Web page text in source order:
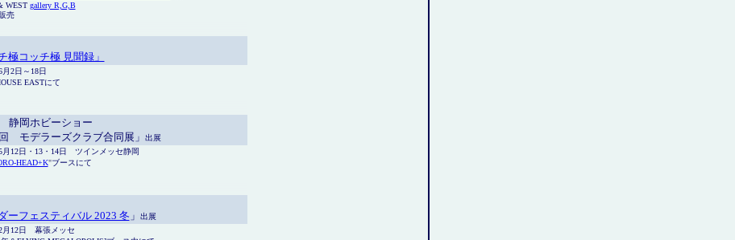
WEST gallery R,G,B
売
極コッチ極 見聞録」
月2日～18日
EASTにて
静岡ホビーショー
回 モデラーズクラブ合同展」
出展
月12日・13・14日 ツインメッセ静岡
HEAD+K"ブースにて
ーフェスティバル 2023 冬 」
出展
月12日 幕張メッセ